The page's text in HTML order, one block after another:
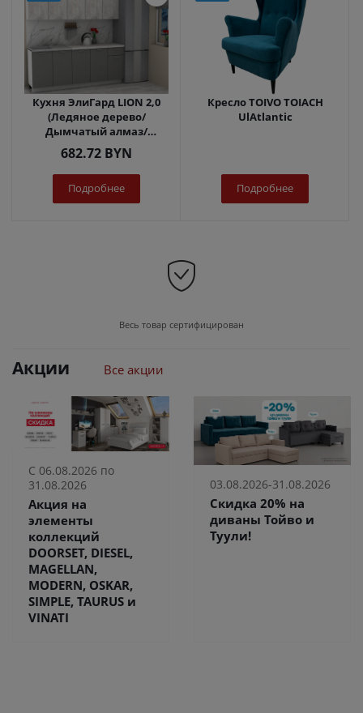
Кухня ЭлиГард LION 2,0
(Ледяное дерево/
Дымчатый алмаз/
Королевский опал)
682.72 BYN
Подробнее
Кресло TOIVO TOIACH
UlAtlantic
Подробнее
Весь товар сертифицирован
Акции Все акции
С 06.08.2026 по
31.08.2026
Акция на
элементы
коллекций
DOORSET, DIESEL,
MAGELLAN,
MODERN, OSKAR,
SIMPLE, TAURUS и
VINATI
03.08.2026-31.08.2026
Скидка 20% на
диваны Тойво и
Туули!